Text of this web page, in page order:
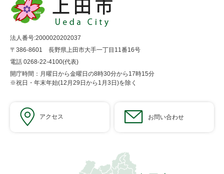
法人番号:2000020202037
〒386-8601 長野県上田市大手一丁目11番16号
電話 0268-22-4100(代表)
開庁時間：月曜日から金曜日の8時30分から17時15分
※祝日・年末年始(12月29日から1月3日)を除く
アクセス お問い合わせ